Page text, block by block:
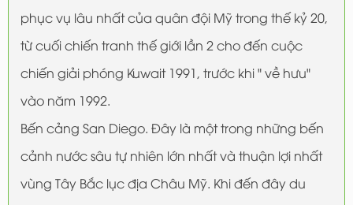
phục vụ lâu nhất của quân đội Mỹ trong thế kỷ 20,
từ cuối chiến tranh thế giới lần 2 cho đến cuộc
chiến giải phóng Kuwait 1991, trước khi " về hưu"
vào năm 1992.
Bến cảng San Diego. Đây là một trong những bến
cảnh nước sâu tự nhiên lớn nhất và thuận lợi nhất
vùng Tây Bắc lục địa Châu Mỹ. Khi đến đây du